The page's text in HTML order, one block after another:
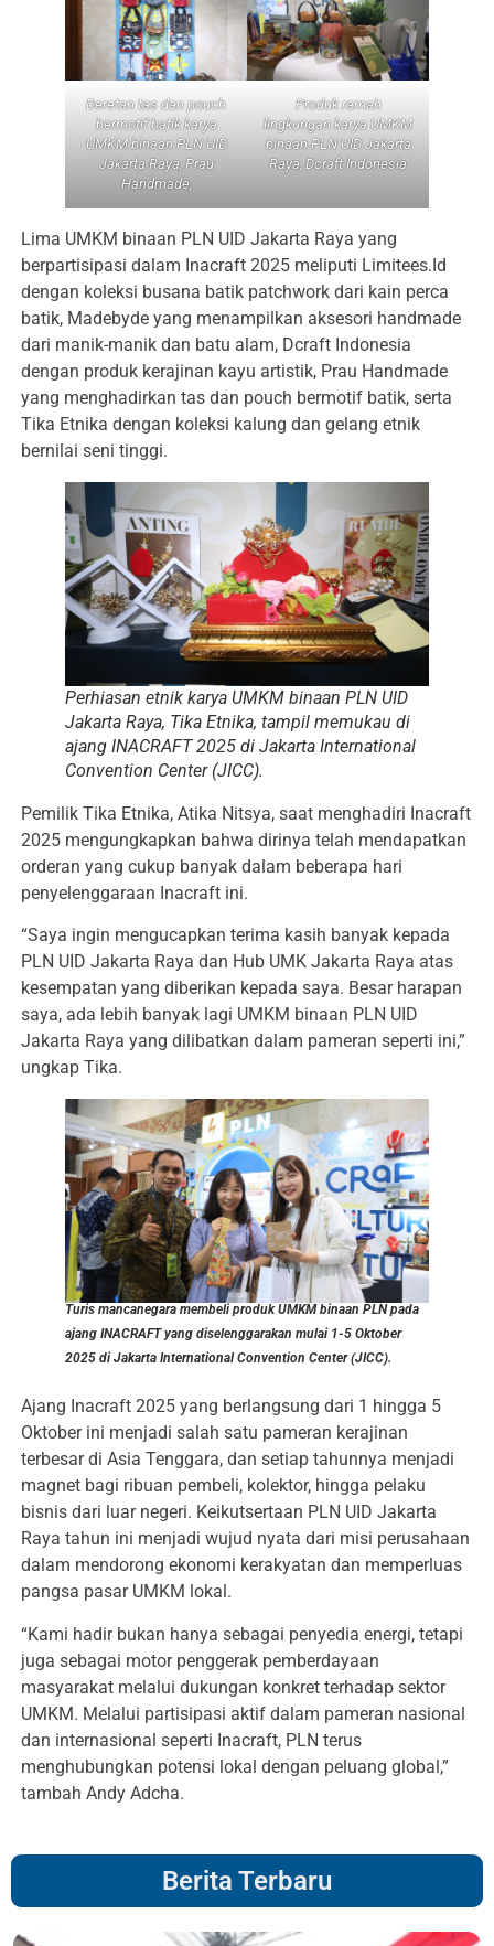
Deretan tas dan pouch
bermotif batik karya
UMKM binaan PLN UID
Jakarta Raya, Prau
Handmade,
Produk ramah
lingkungan karya UMKM
binaan PLN UID Jakarta
Raya, Dcraft Indonesia
Lima UMKM binaan PLN UID Jakarta Raya yang
berpartisipasi dalam Inacraft 2025 meliputi Limitees.Id
dengan koleksi busana batik patchwork dari kain perca
batik, Madebyde yang menampilkan aksesori handmade
dari manik-manik dan batu alam, Dcraft Indonesia
dengan produk kerajinan kayu artistik, Prau Handmade
yang menghadirkan tas dan pouch bermotif batik, serta
Tika Etnika dengan koleksi kalung dan gelang etnik
bernilai seni tinggi.
Perhiasan etnik karya UMKM binaan PLN UID
Jakarta Raya, Tika Etnika, tampil memukau di
ajang INACRAFT 2025 di Jakarta International
Convention Center (JICC).
Pemilik Tika Etnika, Atika Nitsya, saat menghadiri Inacraft
2025 mengungkapkan bahwa dirinya telah mendapatkan
orderan yang cukup banyak dalam beberapa hari
penyelenggaraan Inacraft ini.
“Saya ingin mengucapkan terima kasih banyak kepada
PLN UID Jakarta Raya dan Hub UMK Jakarta Raya atas
kesempatan yang diberikan kepada saya. Besar harapan
saya, ada lebih banyak lagi UMKM binaan PLN UID
Jakarta Raya yang dilibatkan dalam pameran seperti ini,”
ungkap Tika.
Turis mancanegara membeli produk UMKM binaan PLN pada
ajang INACRAFT yang diselenggarakan mulai 1-5 Oktober
2025 di Jakarta International Convention Center (JICC).
Ajang Inacraft 2025 yang berlangsung dari 1 hingga 5
Oktober ini menjadi salah satu pameran kerajinan
terbesar di Asia Tenggara, dan setiap tahunnya menjadi
magnet bagi ribuan pembeli, kolektor, hingga pelaku
bisnis dari luar negeri. Keikutsertaan PLN UID Jakarta
Raya tahun ini menjadi wujud nyata dari misi perusahaan
dalam mendorong ekonomi kerakyatan dan memperluas
pangsa pasar UMKM lokal.
“Kami hadir bukan hanya sebagai penyedia energi, tetapi
juga sebagai motor penggerak pemberdayaan
masyarakat melalui dukungan konkret terhadap sektor
UMKM. Melalui partisipasi aktif dalam pameran nasional
dan internasional seperti Inacraft, PLN terus
menghubungkan potensi lokal dengan peluang global,”
tambah Andy Adcha.
Berita Terbaru